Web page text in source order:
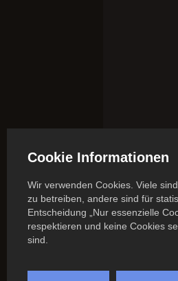
Cookie Informationen
Wir verwenden Cookies. Viele
zu betreiben, andere sind für
Entscheidung „Nur essenzielle
respektieren und keine Cookies
sind.